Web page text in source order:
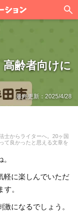
高齢者向けに
最終更新： 2025/4/28
士からライターへ。20ヶ国
て良かったと思える文章を
軽に楽しんでいただ
。
になるでしょう。